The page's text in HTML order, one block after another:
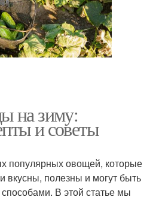
на зиму:
и советы
популярных овощей, которые
вкусны, полезны и могут быть
В этой статье мы